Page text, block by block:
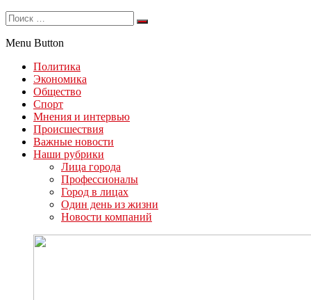
Menu Button
Политика
Экономика
Общество
Спорт
Мнения и интервью
Происшествия
Важные новости
Наши рубрики
Лица города
Профессионалы
Город в лицах
Один день из жизни
Новости компаний